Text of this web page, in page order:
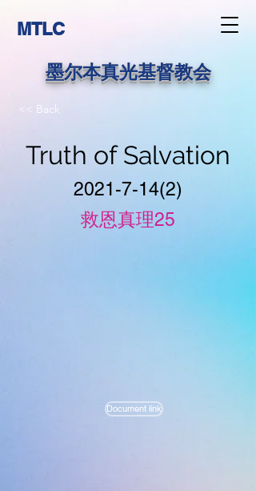
MTLC
墨尔本真光基督教会
<< Back
Truth of Salvation
2021-7-14(2)
救恩真理25
Document link